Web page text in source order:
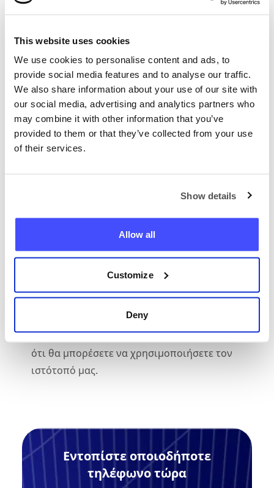
This website uses cookies
We use cookies to personalise content and ads, to
provide social media features and to analyse our traffic.
We also share information about your use of our site with
our social media, advertising and analytics partners who
may combine it with other information that you’ve
provided to them or that they’ve collected from your use
of their services.
Show details
Allow all
Customize
Deny
Χρησιμοποιούμε αυτές τις πληροφορίες για
περιεχόμενο που προσφέρουμε με βάση το
πόσο συχνά επιστρέφουν οι χρήστες και
ποιες σελίδες επισκέπτονται περισσότερο.
Ο διακομιστής ενός ιστότοπου θυμάται
ορισμένα βασικά στοιχεία της συνεδρίας
σας κατά τη διάρκεια της περιήγησής σας
χρησιμοποιώντας cookies. Αυτές οι
χρήσιμος με την πάροδο του χρόνου. Η
διαχείριση αυτής της λειτουργίας γίνεται
από την Analytics by Google.
Οι χρήστες δίνουν τη συγκατάθεσή τους για
στην επιλογή "Ναι, συμφωνώ" ή
συνεχίζοντας την περιήγηση στον ιστότοπο.
Ωστόσο, εάν επιλέξετε την επιλογή "Όχι,
αρνούμαι", δεν μπορούμε να υποσχεθούμε
ότι θα μπορέσετε να χρησιμοποιήσετε τον
ιστότοπό μας.
Εντοπίστε οποιοδήποτε
τηλέφωνο τώρα